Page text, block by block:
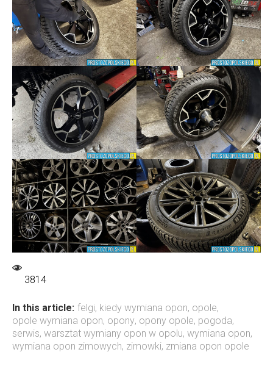
3814
In this article: felgi, kiedy wymiana opon, opole,
opole wymiana opon, opony, opony opole, pogoda,
serwis, warsztat wymiany opon w opolu, wymiana opon,
wymiana opon zimowych, zimowki, zmiana opon opole